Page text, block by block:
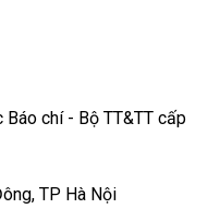
chí - Bộ TT&TT cấp
TP Hà Nội